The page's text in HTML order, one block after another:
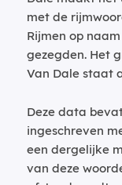
met de
Rijmen op
gezegden. Het
Van Dale staat
Deze data
ingeschreven
een dergelijke
van deze